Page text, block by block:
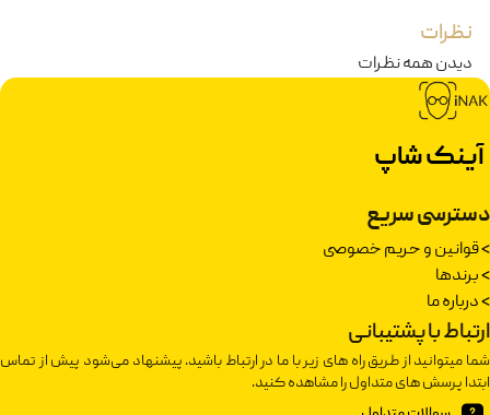
نظرات
دیدن همه نظرات
آینک شاپ
دسترسی سریع
>قوانین و حریم خصوصی
>برندها
>درباره ما
ارتباط با پشتیبانی
شما میتوانید از طریق راه های زیر با ما در ارتباط باشید. پیشنهاد می‌شود پیش از تماس
ابتدا پرسش های متداول را مشاهده کنید.